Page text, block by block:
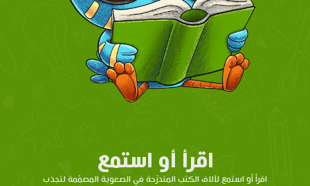
اقرأ أو استمع
اقرأ أو استمع لآلاف الكتب المتدرّحة في الصعوبة المصمّمة لتجذب